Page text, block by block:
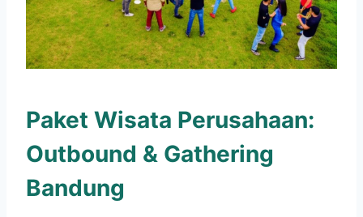
Paket Wisata Perusahaan:
Outbound & Gathering
Bandung